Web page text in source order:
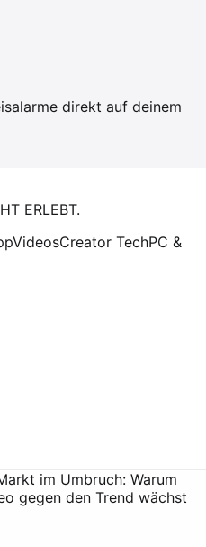
direkt auf deinem
ERLEBT.
VideosCreator TechPC &
im Umbruch: Warum
gegen den Trend wächst